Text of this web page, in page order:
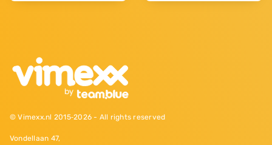
© Vimexx.nl 2015‐2026 - All rights reserved
Vondellaan 47,